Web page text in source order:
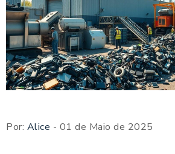
Por: Alice - 01 de Maio de 2025